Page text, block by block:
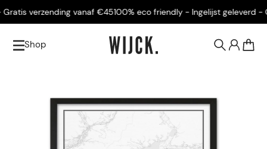
verzending vanaf €45100% eco friendly - Ingelijst geleverd -
Shop